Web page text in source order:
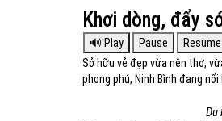
Khơi dòng, đẩy
Sở hữu vẻ đẹp vừa nên thơ,
phong phú, Ninh Bình đang
Du